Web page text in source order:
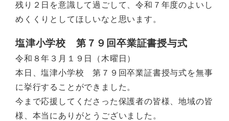
残り２日を意識して過ごして、令和７年度のよいし
めくくりとしてほしいなと思います。
塩津小学校 第７９回卒業証書授与式
令和８年３月１９日（木曜日）
本日、塩津小学校 第７９回卒業証書授与式を無事
に挙行することができました。
今まで応援してくださった保護者の皆様、地域の皆
様、本当にありがとうございました。